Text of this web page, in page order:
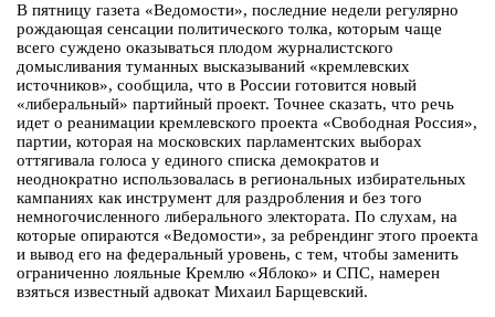
В пятницу газета «Ведомости», последние недели регулярно
рождающая сенсации политического толка, которым чаще
всего суждено оказываться плодом журналистского
домысливания туманных высказываний «кремлевских
источников», сообщила, что в России готовится новый
«либеральный» партийный проект. Точнее сказать, что речь
идет о реанимации кремлевского проекта «Свободная Россия»,
партии, которая на московских парламентских выборах
оттягивала голоса у единого списка демократов и
неоднократно использовалась в региональных избирательных
кампаниях как инструмент для раздробления и без того
немногочисленного либерального электората. По слухам, на
которые опираются «Ведомости», за ребрендинг этого проекта
и вывод его на федеральный уровень, с тем, чтобы заменить
ограниченно лояльные Кремлю «Яблоко» и СПС, намерен
взяться известный адвокат Михаил Барщевский.